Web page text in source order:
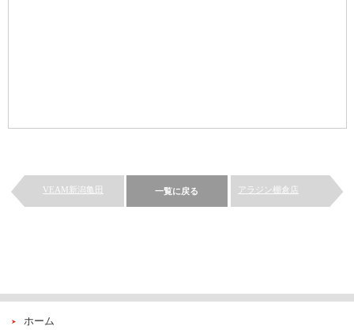
VEAM新潟亀田 一覧に戻る アラジン棚倉店
ホーム